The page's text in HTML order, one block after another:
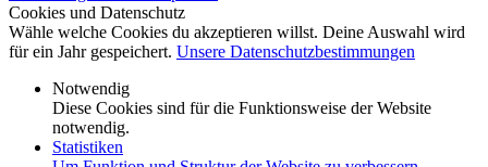
Cookies und Datenschutz
Wähle welche Cookies du akzeptieren willst. Deine Auswahl wird
für ein Jahr gespeichert. Unsere Datenschutzbestimmungen
Notwendig
Diese Cookies sind für die Funktionsweise der Website
notwendig.
Statistiken